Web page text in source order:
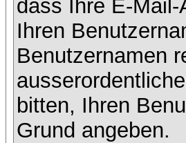
dass Ihre E-
Ihren
Benutzernamen
bitten, Ihren
Grund angeben.